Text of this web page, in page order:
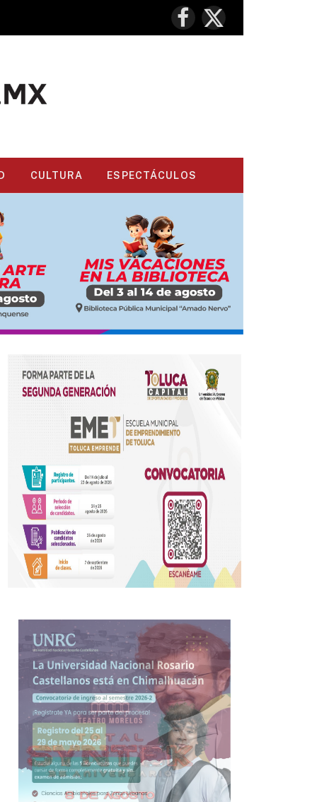
Facebook
X
(Twitter)
CULTURA ESPECTÁCULOS